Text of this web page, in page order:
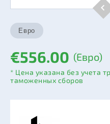
€556.00 (Евро)
* Цена указана без учета
таможенных сборов